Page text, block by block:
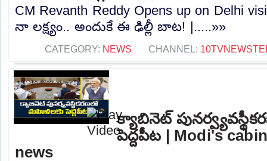
CM Revanth Reddy Opens up on Delhi
నా లక్ష్యం.. అందుకే ఈ ఢిల్లీ బాట! |.....»»
CATEGORY: NEWS CHANNEL:
క్యాబినెట్
పెద్దపీట | Modi's
news